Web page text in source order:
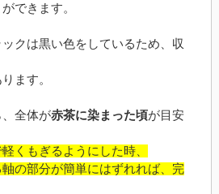
できます。
クは黒い色をしているため、収
ます。
全体が赤茶に染まった頃が目安
くもぎるようにした時、
の部分が簡単にはずれれば、完